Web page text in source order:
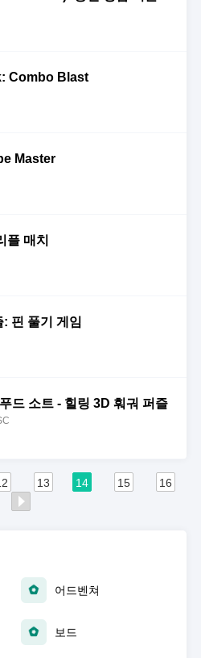
Combo Blast
Master
플 매치
핀 풀기 게임
드 소트 - 힐링 3D 훠궈 퍼즐
13 14 15 16
어드벤쳐
보드